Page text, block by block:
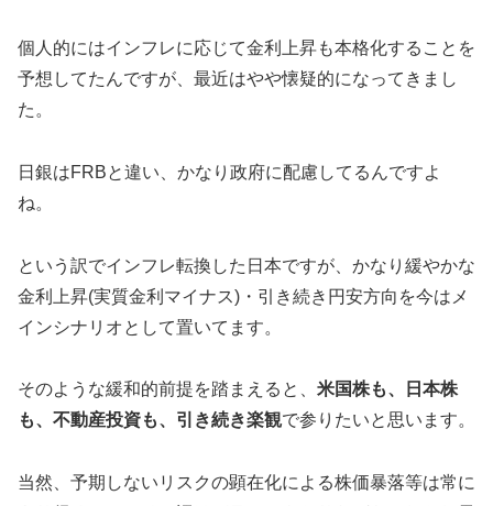
個人的にはインフレに応じて金利上昇も本格化することを
予想してたんですが、最近はやや懐疑的になってきまし
た。
日銀はFRBと違い、かなり政府に配慮してるんですよ
ね。
という訳でインフレ転換した日本ですが、かなり緩やかな
金利上昇(実質金利マイナス)・引き続き円安方向を今はメ
インシナリオとして置いてます。
そのような緩和的前提を踏まえると、 米国株も、日本株
も、不動産投資も、引き続き楽観で参りたいと思います。
当然、予期しないリスクの顕在化による株価暴落等は常に